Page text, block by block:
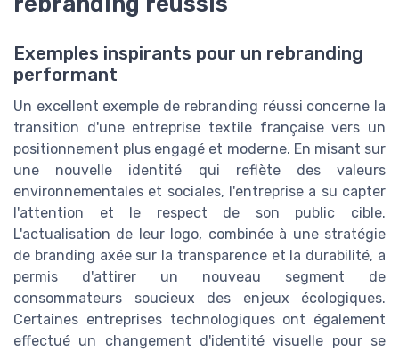
Exemples inspirants pour un rebranding
performant
Un excellent exemple de rebranding réussi concerne la
transition d'une entreprise textile française vers un
positionnement plus engagé et moderne. En misant sur
une nouvelle identité qui reflète des valeurs
environnementales et sociales, l'entreprise a su capter
l'attention et le respect de son public cible.
L'actualisation de leur logo, combinée à une stratégie
de branding axée sur la transparence et la durabilité, a
permis d'attirer un nouveau segment de
consommateurs soucieux des enjeux écologiques.
Certaines entreprises technologiques ont également
effectué un changement d'identité visuelle pour se